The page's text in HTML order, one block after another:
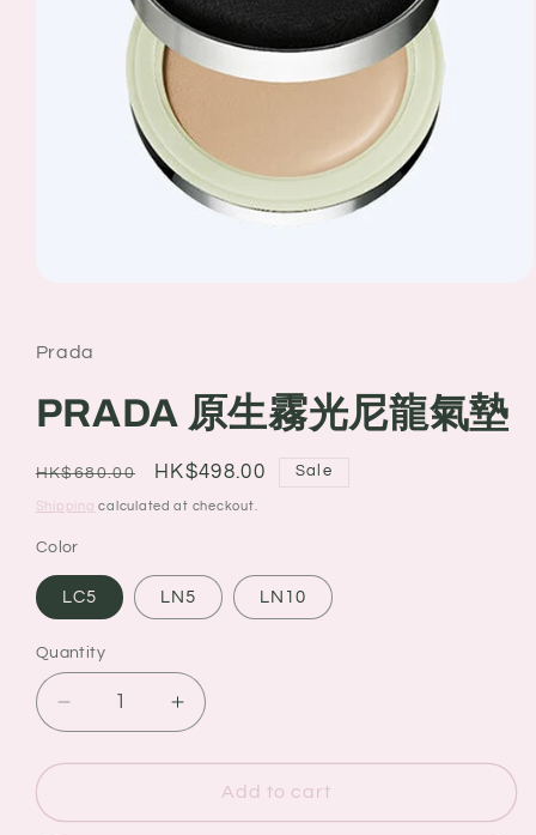
in
modal
Prada
PRADA 原生霧光尼龍氣墊
Regular
price
HK$680.00
Sale
price
HK$498.00 Sale
Shipping calculated at checkout.
Color
LC5 LN5 LN10
Quantity
Quantity
Decrease
quantity
for
原
Increase
quantity
for
PRADA
原
Add to cart